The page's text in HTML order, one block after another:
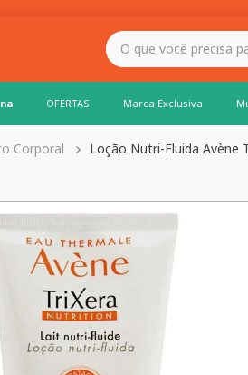
que você precisa para hoje?
OFERTAS Marca Exclusiva
Corporal Loção Nutri-Fluida Avène